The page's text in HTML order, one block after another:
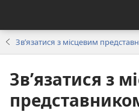
Зв’язатися з місцевим
Зв’язатися з